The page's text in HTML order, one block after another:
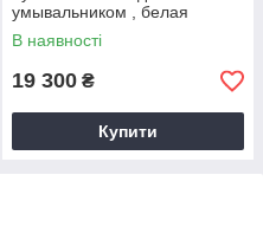
умывальником , белая
В наявності
19 300 ₴
Купити